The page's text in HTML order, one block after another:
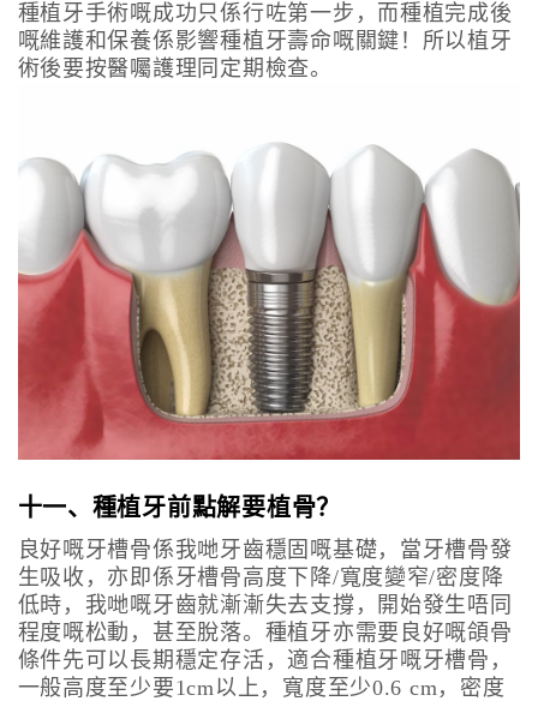
種植牙手術嘅成功只係行咗第一步，而種植完成後
嘅維護和保養係影響種植牙壽命嘅關鍵！所以植牙
術後要按醫囑護理同定期檢查。
十一、種植牙前點解要植骨？
良好嘅牙槽骨係我哋牙齒穩固嘅基礎，當牙槽骨發
生吸收，亦即係牙槽骨高度下降/寬度變窄/密度降
低時，我哋嘅牙齒就漸漸失去支撐，開始發生唔同
程度嘅松動，甚至脫落。種植牙亦需要良好嘅頜骨
條件先可以長期穩定存活，適合種植牙嘅牙槽骨，
一般高度至少要1cm以上，寬度至少0.6 cm，密度